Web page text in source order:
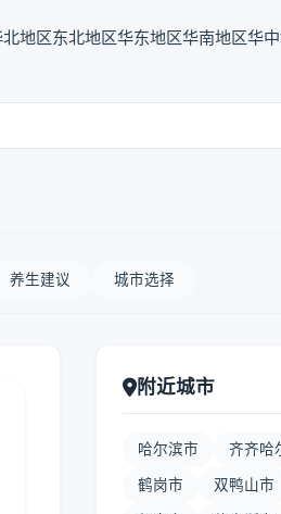
地区东北地区华东地区华南地区华
养生建议 城市选择
附近城市
哈尔滨市 齐齐哈
鹤岗市 双鸭山市